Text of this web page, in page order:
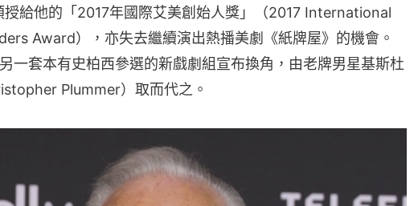
授給他的「2017年國際艾美創始人獎」（2017 International
Award），亦失去繼續演出熱播美劇《紙牌屋》的機會。
一套本有史柏西參選的新戲劇組宣布換角，由老牌男星基斯杜
Plummer）取而代之。